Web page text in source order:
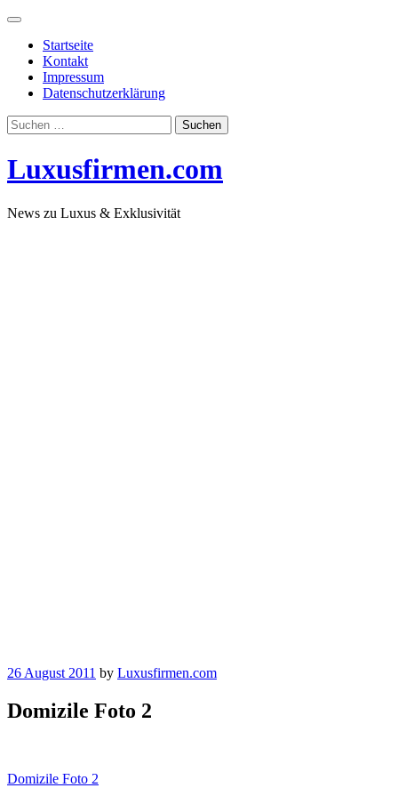
Skip
contentStartseite
Kontakt
Impressum
Datenschutzerklärung
Suchen
nach:
Luxusfirmen.com
News zu Luxus & Exklusivität
26 August 2011 by Luxusfirmen.com
Domizile Foto 2
Beitragsnavigation
Domizile Foto 2